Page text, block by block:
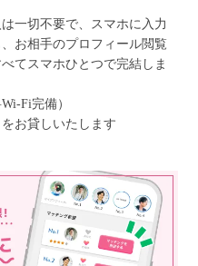
一切不要で、スマホに入力
お相手のプロフィール閲覧
てスマホひとつで完結しま
Fi完備）
お貸しいたします